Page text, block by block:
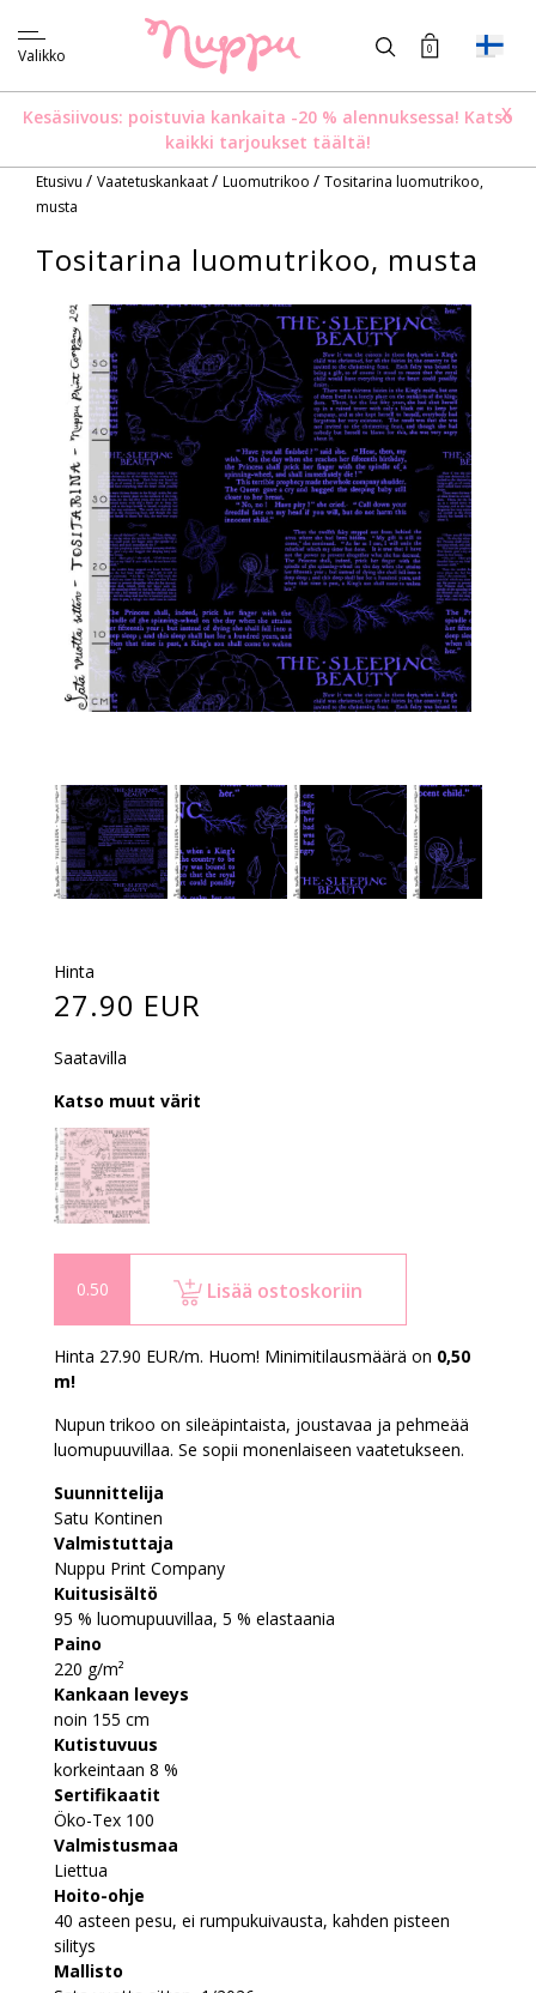
Valikko 0
Kesäsiivous: poistuvia kankaita -20 % alennuksessa! Katso
kaikki tarjoukset täältä!
X
Etusivu / Vaatetuskankaat/ Luomutrikoo / Tositarina luomutrikoo,
musta
Tositarina luomutrikoo, musta
Hinta
27.90 EUR
Saatavilla
Katso muut värit
Lisää ostoskoriin
Hinta 27.90 EUR/m. Huom! Minimitilausmäärä on 0,50
m!
Nupun trikoo on sileäpintaista, joustavaa ja pehmeää
luomupuuvillaa. Se sopii monenlaiseen vaatetukseen.
Suunnittelija
Satu Kontinen
Valmistuttaja
Nuppu Print Company
Kuitusisältö
95 % luomupuuvillaa, 5 % elastaania
Paino
220 g/m²
Kankaan leveys
noin 155 cm
Kutistuvuus
korkeintaan 8 %
Sertifikaatit
Öko-Tex 100
Valmistusmaa
Liettua
Hoito-ohje
40 asteen pesu, ei rumpukuivausta, kahden pisteen
silitys
Mallisto